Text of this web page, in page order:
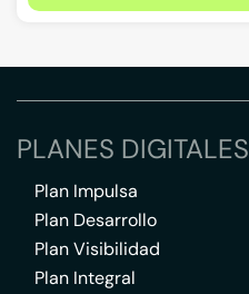
PLANES DIGITALES
Plan Impulsa
Plan Desarrollo
Plan Visibilidad
Plan Integral